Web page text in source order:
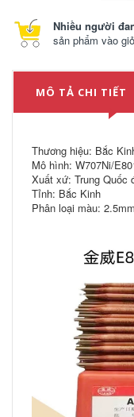
Nhiều người
sản phẩm vào
MÔ TẢ CHI TIẾT
Thương hiệu: Bắc
Mô hình: W707Ni/
Xuất xứ: Trung Quốc
Tỉnh: Bắc Kinh
Phân loại màu: